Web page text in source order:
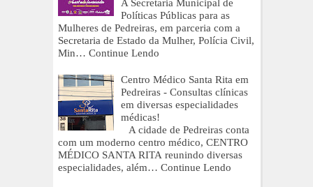
A Secretaria Municipal de
Políticas Públicas para as
Mulheres de Pedreiras, em parceria com a
Secretaria de Estado da Mulher, Polícia Civil,
Min… Continue Lendo
Centro Médico Santa Rita em
Pedreiras - Consultas clínicas
em diversas especialidades
médicas!
A cidade de Pedreiras conta
com um moderno centro médico, CENTRO
MÉDICO SANTA RITA reunindo diversas
especialidades, além… Continue Lendo